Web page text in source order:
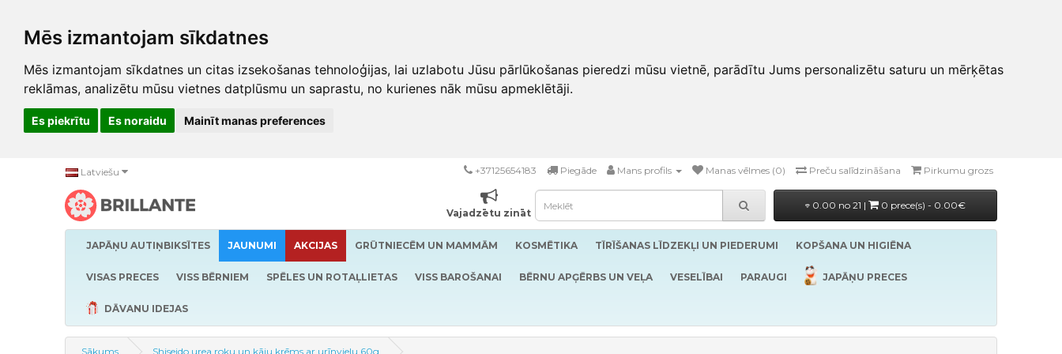
Mēs izmantojam sīkdatnes
Mēs izmantojam sīkdatnes un citas izsekošanas tehnoloģijas, lai uzlabotu Jūsu pārlūkošanas pieredzi mūsu vietnē, parādītu Jums personalizētu saturu un mērķētas
reklāmas, analizētu mūsu vietnes datplūsmu un saprastu, no kurienes nāk mūsu apmeklētāji.
Es piekrītu Es noraidu Mainīt manas preferences
Latviešu +37125654183 Piegāde Mans profils Manas vēlmes (0) Preču salīdzināšana Pirkumu grozs
Vajadzētu zināt
0.00 no 21 | 0 prece(s) - 0.00€
JAPĀŅU AUTIŅBIKSĪTES JAUNUMI AKCIJAS GRŪTNIECĒM UN MAMMĀM KOSMĒTIKA TĪRĪŠANAS LĪDZEKĻI UN PIEDERUMI KOPŠANA UN HIGIĒNA
VISAS PRECES VISS BĒRNIEM SPĒLES UN ROTAĻLIETAS VISS BAROŠANAI BĒRNU APĢĒRBS UN VEĻA VESELĪBAI PARAUGI JAPĀŅU PRECES
DĀVANU IDEJAS
Sākums Shiseido urea roku un kāju krēms ar urīnvielu 60g